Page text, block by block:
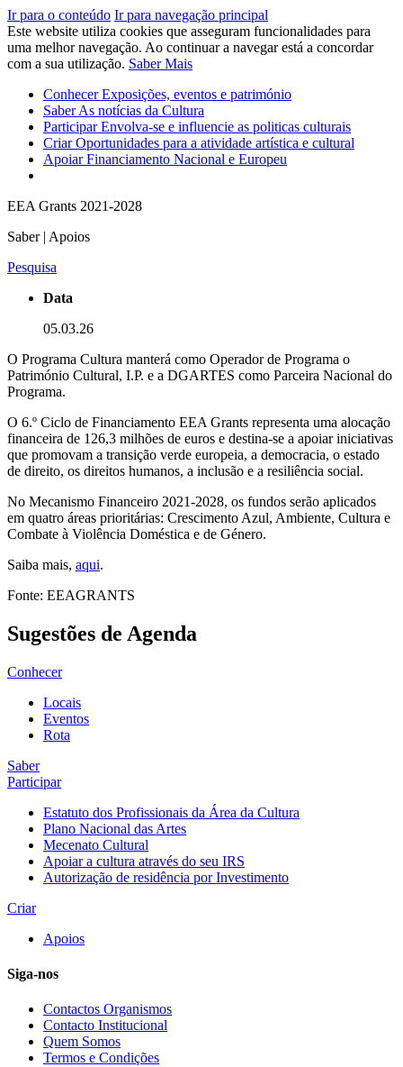
Ir para o conteúdo Ir para navegação principal
Este website utiliza cookies que asseguram funcionalidades para
uma melhor navegação. Ao continuar a navegar está a concordar
com a sua utilização. Saber Mais
ConhecerExposições, eventos e património
SaberAs notícias da Cultura
ParticiparEnvolva-se e influencie as politicas culturais
CriarOportunidades para a atividade artística e cultural
ApoiarFinanciamento Nacional e Europeu
EEA Grants 2021-2028
Saber | Apoios
Pesquisa
Data
05.03.26
O Programa Cultura manterá como Operador de Programa o
Património Cultural, I.P. e a DGARTES como Parceira Nacional do
Programa.
O 6.º Ciclo de Financiamento EEA Grants representa uma alocação
financeira de 126,3 milhões de euros e destina-se a apoiar iniciativas
que promovam a transição verde europeia, a democracia, o estado
de direito, os direitos humanos, a inclusão e a resiliência social.
No Mecanismo Financeiro 2021-2028, os fundos serão aplicados
em quatro áreas prioritárias: Crescimento Azul, Ambiente, Cultura e
Combate à Violência Doméstica e de Género.
Saiba mais, aqui.
Fonte: EEAGRANTS
Sugestões de Agenda
Conhecer
Locais
Eventos
Rota
Saber
Participar
Estatuto dos Profissionais da Área da Cultura
Plano Nacional das Artes
Mecenato Cultural
Apoiar a cultura através do seu IRS
Autorização de residência por Investimento
Criar
Apoios
Siga-nos
Contactos Organismos
Contacto Institucional
Quem Somos
Termos e Condições